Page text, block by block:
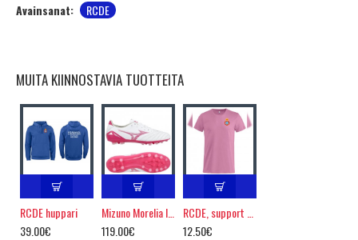
Avainsanat: RCDE
MUITA KIINNOSTAVIA TUOTTEITA
RCDE huppari
39.00€
Mizuno Morelia IV AG PRO
119.00€
12.50€